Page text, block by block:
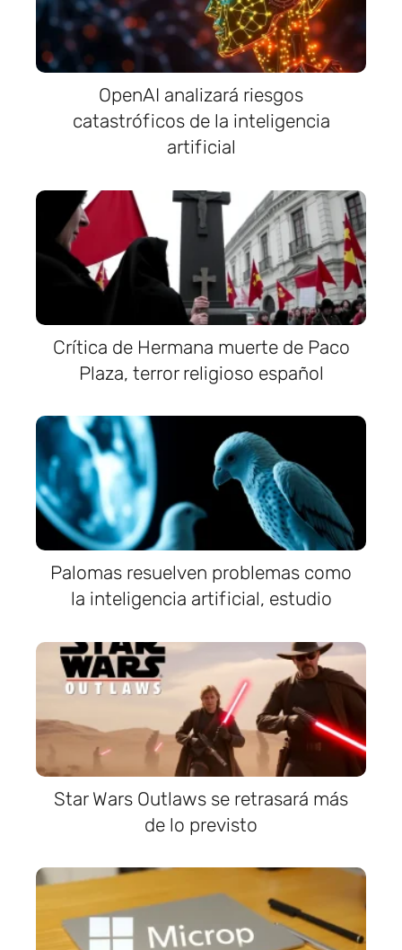
OpenAI analizará riesgos
catastróficos de la inteligencia
artificial
Crítica de Hermana muerte de Paco
Plaza, terror religioso español
Palomas resuelven problemas como
la inteligencia artificial, estudio
Star Wars Outlaws se retrasará más
de lo previsto